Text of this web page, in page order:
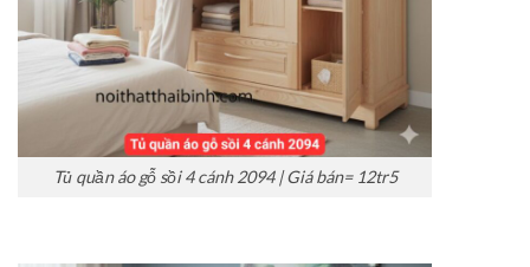
Tủ quần áo gỗ sồi 4 cánh 2094 | Giá bán= 12tr5